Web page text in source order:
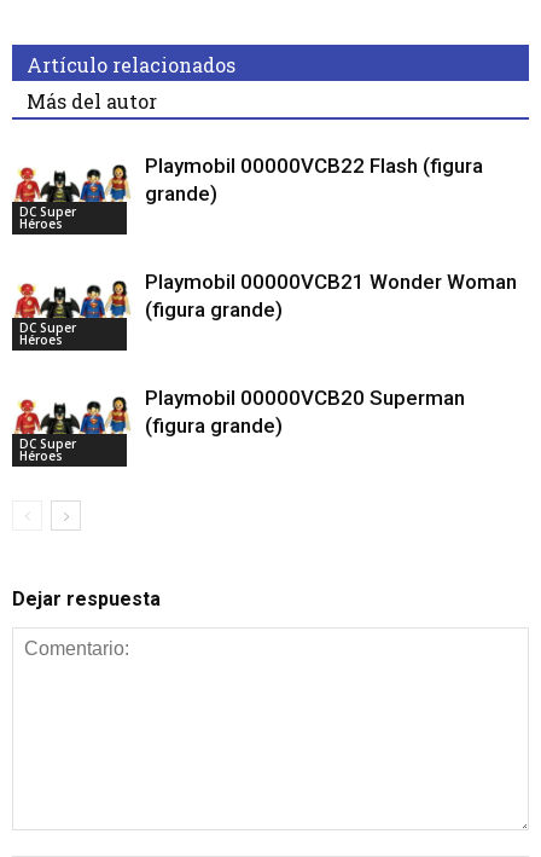
Artículo relacionados
Más del autor
DC Super
Héroes
Playmobil 00000VCB22 Flash (figura
grande)
DC Super
Héroes
Playmobil 00000VCB21 Wonder Woman
(figura grande)
DC Super
Héroes
Playmobil 00000VCB20 Superman
(figura grande)
Dejar respuesta